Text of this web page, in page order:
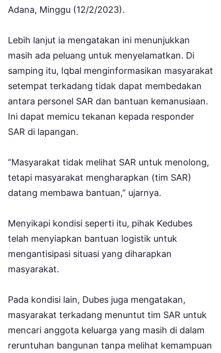
Adana, Minggu (12/2/2023).
Lebih lanjut ia mengatakan ini menunjukkan
masih ada peluang untuk menyelamatkan. Di
samping itu, Iqbal menginformasikan masyarakat
setempat terkadang tidak dapat membedakan
antara personel SAR dan bantuan kemanusiaan.
Ini dapat memicu tekanan kepada responder
SAR di lapangan.
“Masyarakat tidak melihat SAR untuk menolong,
tetapi masyarakat mengharapkan (tim SAR)
datang membawa bantuan,” ujarnya.
Menyikapi kondisi seperti itu, pihak Kedubes
telah menyiapkan bantuan logistik untuk
mengantisipasi situasi yang diharapkan
masyarakat.
Pada kondisi lain, Dubes juga mengatakan,
masyarakat terkadang menuntut tim SAR untuk
mencari anggota keluarga yang masih di dalam
reruntuhan bangunan tanpa melihat kemampuan